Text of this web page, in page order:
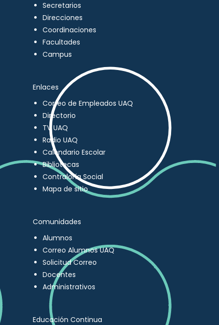
Secretarios
Direcciones
Coordinaciones
Facultades
Campus
Enlaces
Correo de Empleados UAQ
Directorio
TV UAQ
Radio UAQ
Calendario Escolar
Bibliotecas
Contraloría Social
Mapa de sitio
Comunidades
Alumnos
Correo Alumnos UAQ
Solicitud Correo
Docentes
Administrativos
Educación Continua